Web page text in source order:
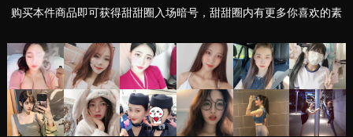
购买本件商品即可获得甜甜圈入场暗号，甜甜圈内有更多你喜欢的素
人女孩